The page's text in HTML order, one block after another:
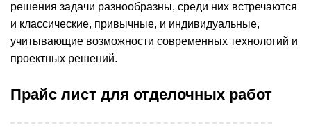
решения задачи разнообразны, среди них встречаются
и классические, привычные, и индивидуальные,
учитывающие возможности современных технологий и
проектных решений.
Прайс лист для отделочных работ